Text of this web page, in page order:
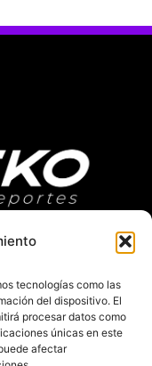
tecnologías como las
del dispositivo. El
procesar datos como
únicas en este
afectar
EUROPEAS
INTERNACIONAL